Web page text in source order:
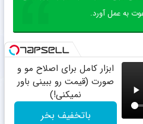
به عمل آورد.
ابزار کامل برای اصلاح مو و
صورت (قیمت رو ببینی باور
نمیکنی!)
باتخفیف بخر